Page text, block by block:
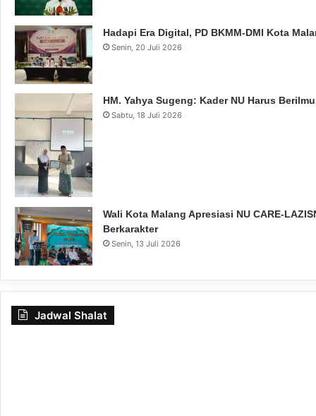
Hadapi Era Digital, PD BKMM-DMI Kota
Senin, 20 Juli 2026
HM. Yahya Sugeng: Kader NU Harus
Sabtu, 18 Juli 2026
Wali Kota Malang Apresiasi NU CARE-
Berkarakter
Senin, 13 Juli 2026
Jadwal Shalat